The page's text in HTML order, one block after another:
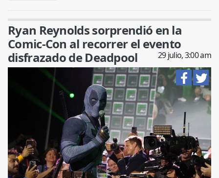
Ryan Reynolds sorprendió en la
Comic-Con al recorrer el evento
disfrazado de Deadpool
29 julio, 3:00 am